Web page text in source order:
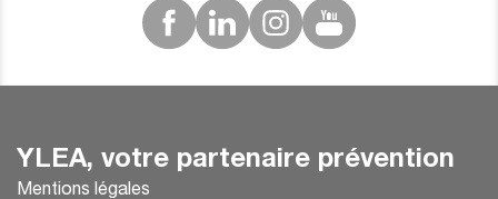
YLEA, votre partenaire prévention
Mentions légales